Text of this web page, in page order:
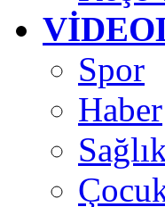
Spor
Haber